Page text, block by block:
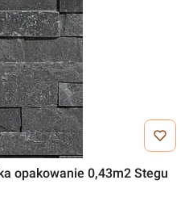
opakowanie 0,43m2 Stegu